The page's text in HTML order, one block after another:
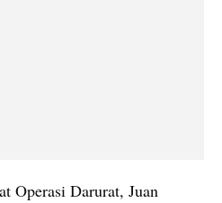
Operasi Darurat, Juan